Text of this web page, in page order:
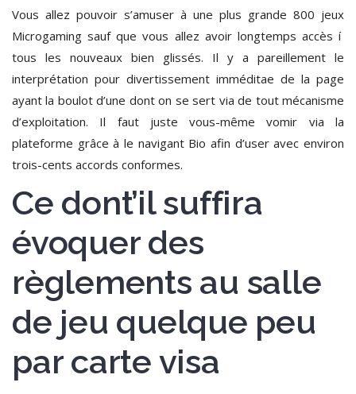
Vous allez pouvoir s’amuser à une plus grande 800 jeux
Microgaming sauf que vous allez avoir longtemps accès í
tous les nouveaux bien glissés. Il y a pareillement le
interprétation pour divertissement imméditae de la page
ayant la boulot d’une dont on se sert via de tout mécanisme
d’exploitation. Il faut juste vous-même vomir via la
plateforme grâce à le navigant Bio afin d’user avec environ
trois-cents accords conformes.
Ce dont’il suffira
évoquer des
règlements au salle
de jeu quelque peu
par carte visa